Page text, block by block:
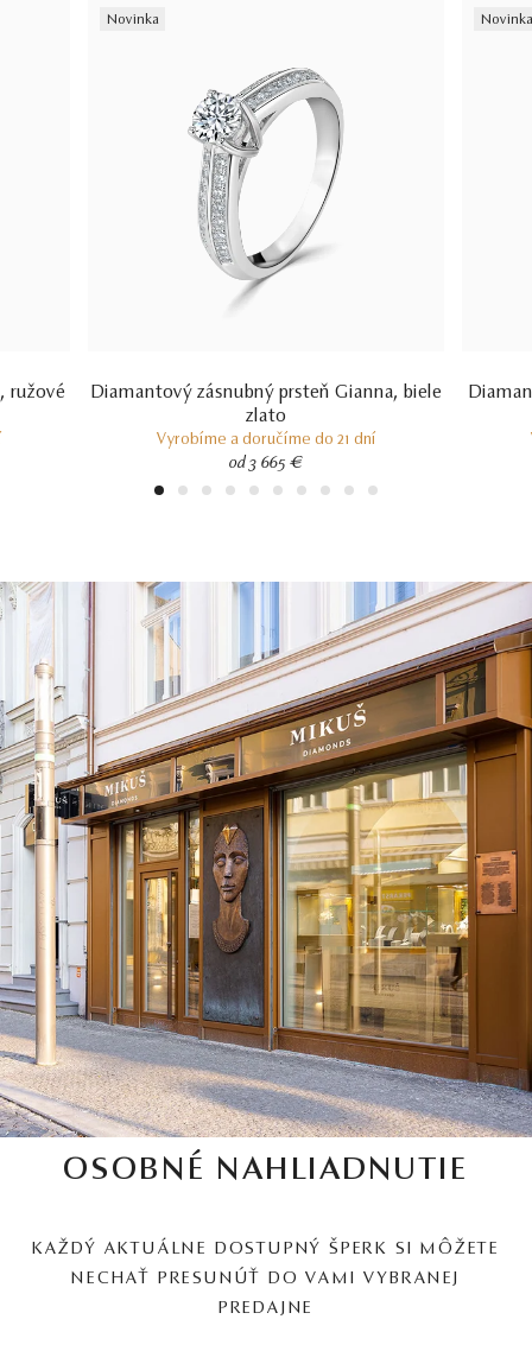
ružové
Novinka
Diamantový zásnubný prsteň Gianna, biele
zlato
Vyrobíme a doručíme do 21 dní
od 3 665 €
Novinka
1 2 3 4 5 6 7 8 9 10
OSOBNÉ NAHLIADNUTIE
KAŽDÝ AKTUÁLNE DOSTUPNÝ ŠPERK SI MÔŽETE
NECHAŤ PRESUNÚŤ DO VAMI VYBRANEJ
PREDAJNE